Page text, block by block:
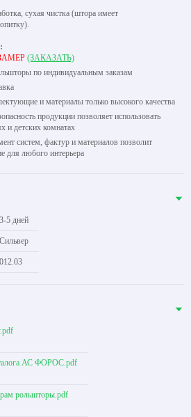
сухая чистка (штора имеет
(ЗАКАЗАТЬ)
по индивидуальным заказам
и материалы только высокого качества
продукции позволяет использовать
и детских комнатах
систем, фактур и материалов позволит
для любого интерьера
3-5 дней
Сильвер
012.03
АС ФОРОС.pdf
рольшторы.pdf